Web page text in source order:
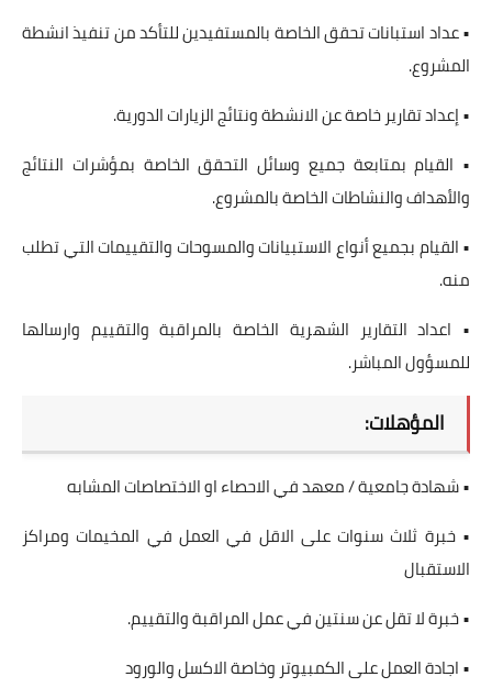
• عداد استبانات تحقق الخاصة بالمستفيدين للتأكد من تنفيذ انشطة
المشروع.
• إعداد تقارير خاصة عن الانشطة ونتائج الزيارات الدورية.
• القيام بمتابعة جميع وسائل التحقق الخاصة بمؤشرات النتائج
والأهداف والنشاطات الخاصة بالمشروع.
• القيام بجميع أنواع الاستبيانات والمسوحات والتقييمات التي تطلب
منه.
• اعداد التقارير الشهرية الخاصة بالمراقبة والتقييم وارسالها
للمسؤول المباشر.
المؤهلات:
• شهادة جامعية / معهد في الاحصاء او الاختصاصات المشابه
• خبرة ثلاث سنوات على الاقل في العمل في المخيمات ومراكز
الاستقبال
• خبرة لا تقل عن سنتين في عمل المراقبة والتقييم.
• اجادة العمل على الكمبيوتر وخاصة الاكسل والورود